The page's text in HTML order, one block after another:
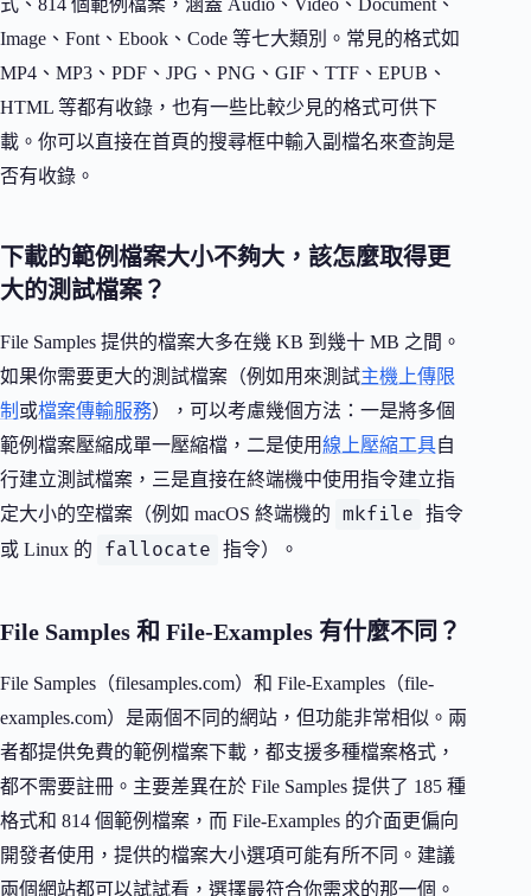
Image、Font、Ebook、Code 等七大類別。常見的格式如
MP4、MP3、PDF、JPG、PNG、GIF、TTF、EPUB、
HTML 等都有收錄，也有一些比較少見的格式可供下
載。你可以直接在首頁的搜尋框中輸入副檔名來查詢是
否有收錄。
下載的範例檔案大小不夠大，該怎麼取得更
大的測試檔案？
File Samples 提供的檔案大多在幾 KB 到幾十 MB 之間。
如果你需要更大的測試檔案（例如用來測試主機上傳限
制 或檔案傳輸服務），可以考慮幾個方法：一是將多個
範例檔案壓縮成單一壓縮檔，二是使用線上壓縮工具自
行建立測試檔案，三是直接在終端機中使用指令建立指
定大小的空檔案（例如 macOS 終端機的
mkfile
指令
或 Linux 的
fallocate 指令）。
File Samples 和 File-Examples 有什麼不同？
File Samples（filesamples.com）和 File-Examples（file-
examples.com）是兩個不同的網站，但功能非常相似。兩
者都提供免費的範例檔案下載，都支援多種檔案格式，
都不需要註冊。主要差異在於 File Samples 提供了 185 種
格式和 814 個範例檔案，而 File-Examples 的介面更偏向
開發者使用，提供的檔案大小選項可能有所不同。建議
兩個網站都可以試試看，選擇最符合你需求的那一個。